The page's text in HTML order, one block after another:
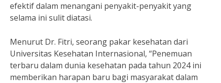
efektif dalam menangani penyakit-penyakit yang
selama ini sulit diatasi.
Menurut Dr. Fitri, seorang pakar kesehatan dari
Universitas Kesehatan Internasional, “Penemuan
terbaru dalam dunia kesehatan pada tahun 2024 ini
memberikan harapan baru bagi masyarakat dalam